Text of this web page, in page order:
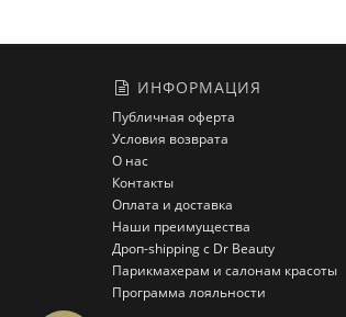
ИНФОРМАЦИЯ
Публичная оферта
Условия возврата
О нас
Контакты
Оплата и доставка
Наши преимущества
Дроп-shipping с Dr Beauty
Парикмахерам и салонам красоты
Программа лояльности